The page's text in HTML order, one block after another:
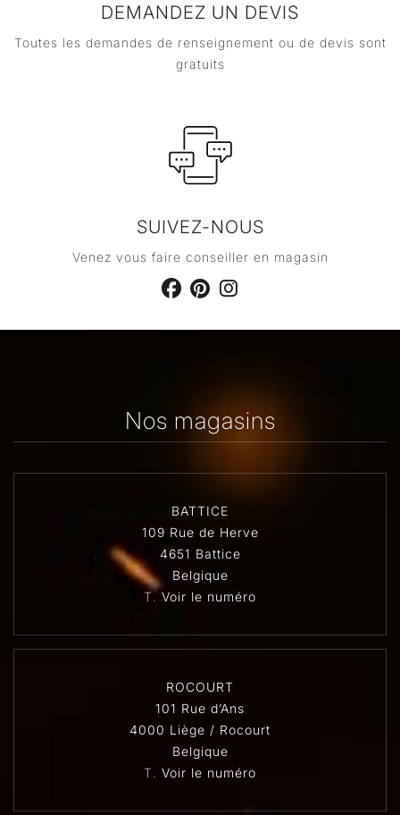
DEMANDEZ UN DEVIS
Toutes les demandes de renseignement ou de devis sont
gratuits
SUIVEZ-NOUS
Venez vous faire conseiller en magasin
Nos magasins
BATTICE
109 Rue de Herve
4651 Battice
Belgique
T. Voir le numéro
ROCOURT
101 Rue d’Ans
4000 Liège / Rocourt
Belgique
T. Voir le numéro